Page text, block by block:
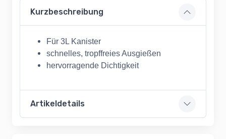
Kurzbeschreibung
Für 3L Kanister
schnelles, tropffreies Ausgießen
hervorragende Dichtigkeit
Artikeldetails